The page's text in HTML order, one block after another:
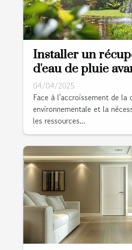
Installer un
d'eau de pluie
guide
réduire votre
consommation
04/04/2025
Face à l'accroissement de la
environnementale et la
les ressources...